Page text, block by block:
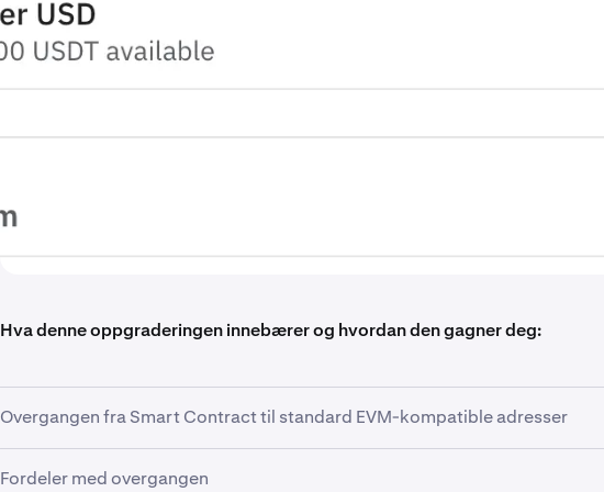
Hva denne oppgraderingen innebærer og hvordan den gagner deg:
Overgangen fra Smart Contract til standard EVM-kompatible adresser
Tidligere var systemet vårt sterkt avhengig av et Smart Contract oppsett
Fordeler med overgangen